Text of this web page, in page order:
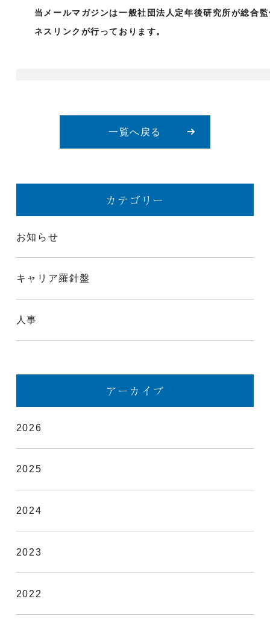
当メールマガジンは一般社団法人定年後研究所が総合
ネスリンクが行っております。
一覧へ戻る
カテゴリー
お知らせ
キャリア羅針盤
人事
アーカイブ
2026
2025
2024
2023
2022